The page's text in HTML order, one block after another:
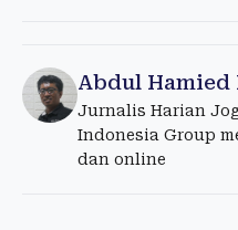
Abdul Hamied
Jurnalis Harian
Indonesia Group
dan online